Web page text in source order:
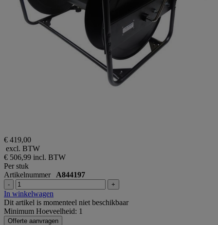
€ 419,00
excl. BTW
€ 506,99 incl. BTW
Per stuk
Artikelnummer A844197
- +
In winkelwagen
Dit artikel is momenteel niet beschikbaar
Minimum Hoeveelheid: 1
Offerte aanvragen